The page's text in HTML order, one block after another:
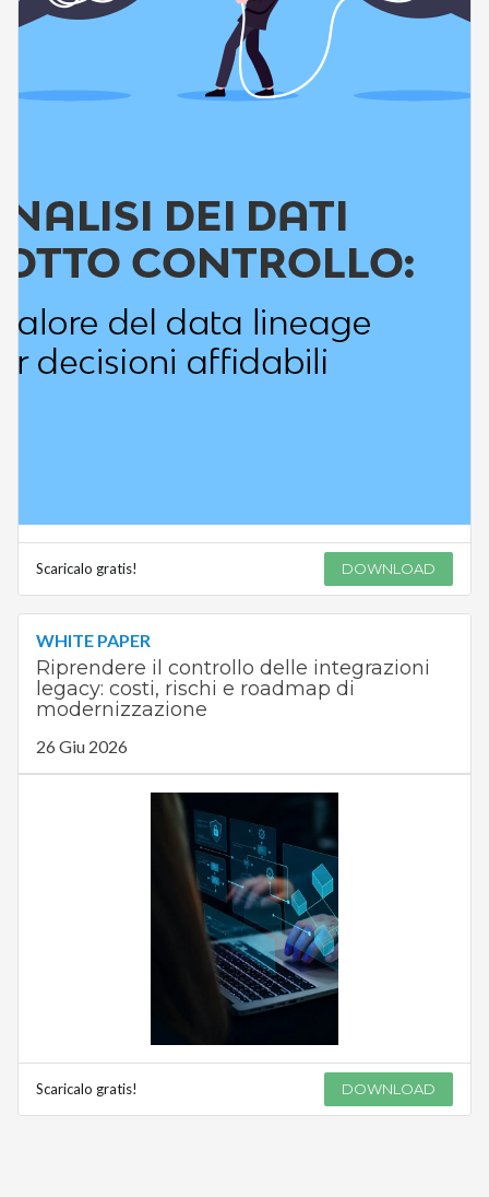
Scaricalo gratis! DOWNLOAD
WHITE PAPER
Riprendere il controllo delle integrazioni
legacy: costi, rischi e roadmap di
modernizzazione
26 Giu 2026
Scaricalo gratis! DOWNLOAD